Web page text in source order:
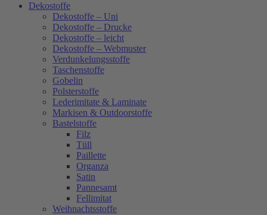
Dekostoffe
Dekostoffe – Uni
Dekostoffe – Drucke
Dekostoffe – leicht
Dekostoffe – Webmuster
Verdunkelungsstoffe
Taschenstoffe
Gobelin
Polsterstoffe
Lederimitate & Laminate
Markisen & Outdoorstoffe
Bastelstoffe
Filz
Tüll
Paillette
Organza
Satin
Pannesamt
Fellimitat
Weihnachtsstoffe